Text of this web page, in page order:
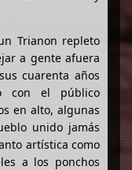
Trianon repleto
a gente afuera
cuarenta años
con el público
en alto, algunas
unido jamás
artística como
a los ponchos